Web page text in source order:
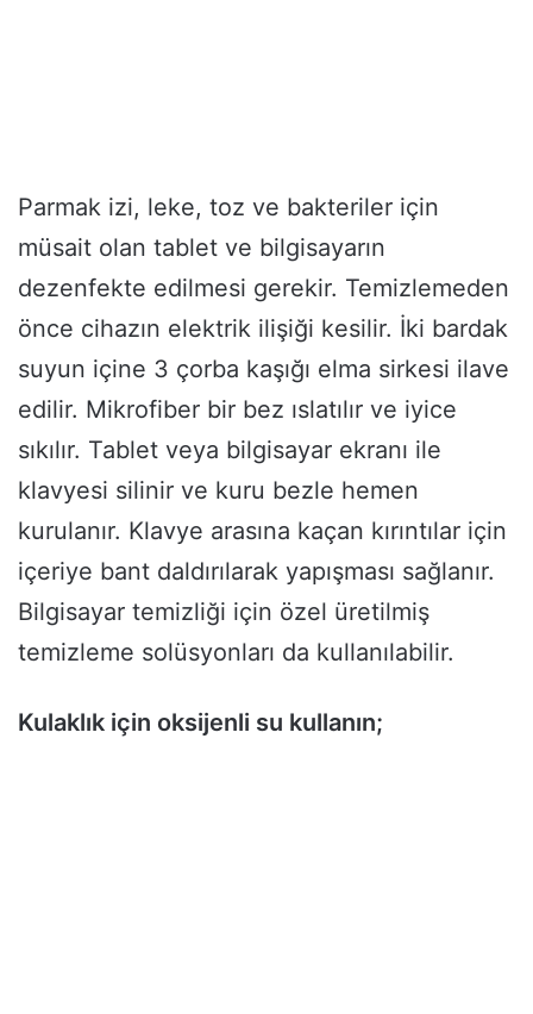
Parmak izi, leke, toz ve bakteriler için
müsait olan tablet ve bilgisayarın
dezenfekte edilmesi gerekir. Temizlemeden
önce cihazın elektrik ilişiği kesilir. İki bardak
suyun içine 3 çorba kaşığı elma sirkesi ilave
edilir. Mikrofiber bir bez ıslatılır ve iyice
sıkılır. Tablet veya bilgisayar ekranı ile
klavyesi silinir ve kuru bezle hemen
kurulanır. Klavye arasına kaçan kırıntılar için
içeriye bant daldırılarak yapışması sağlanır.
Bilgisayar temizliği için özel üretilmiş
temizleme solüsyonları da kullanılabilir.
Kulaklık için oksijenli su kullanın;